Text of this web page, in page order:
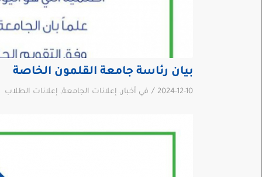
بيان رئاسة جامعة القلمون الخاصة
2024-12-10
/ في أخبار , إعلانات الجامعة, إعلانات الطلاب